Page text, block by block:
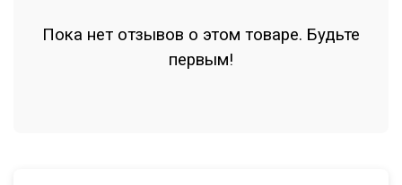
Пока нет отзывов о этом товаре. Будьте
первым!